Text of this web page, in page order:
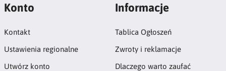
Konto
Kontakt
Ustawienia regionalne
Utwórz konto
Informacje
Tablica Ogłoszeń
Zwroty i reklamacje
Dlaczego warto zaufać